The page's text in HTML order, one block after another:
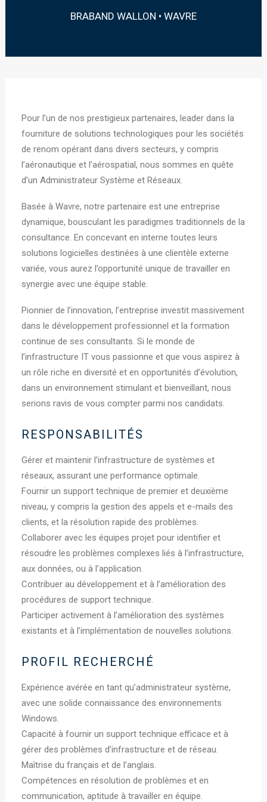
BRABAND WALLON • WAVRE
Pour l’un de nos prestigieux partenaires, leader dans la
fourniture de solutions technologiques pour les sociétés
de renom opérant dans divers secteurs, y compris
l’aéronautique et l’aérospatial, nous sommes en quête
d’un Administrateur Système et Réseaux.
Basée à Wavre, notre partenaire est une entreprise
dynamique, bousculant les paradigmes traditionnels de la
consultance. En concevant en interne toutes leurs
solutions logicielles destinées à une clientèle externe
variée, vous aurez l’opportunité unique de travailler en
synergie avec une équipe stable.
Pionnier de l’innovation, l’entreprise investit massivement
dans le développement professionnel et la formation
continue de ses consultants. Si le monde de
l’infrastructure IT vous passionne et que vous aspirez à
un rôle riche en diversité et en opportunités d’évolution,
dans un environnement stimulant et bienveillant, nous
serions ravis de vous compter parmi nos candidats.
RESPONSABILITÉS
Gérer et maintenir l’infrastructure de systèmes et
réseaux, assurant une performance optimale.
Fournir un support technique de premier et deuxième
niveau, y compris la gestion des appels et e-mails des
clients, et la résolution rapide des problèmes.
Collaborer avec les équipes projet pour identifier et
résoudre les problèmes complexes liés à l’infrastructure,
aux données, ou à l’application.
Contribuer au développement et à l’amélioration des
procédures de support technique.
Participer activement à l’amélioration des systèmes
existants et à l’implémentation de nouvelles solutions.
PROFIL RECHERCHÉ
Expérience avérée en tant qu’administrateur système,
avec une solide connaissance des environnements
Windows.
Capacité à fournir un support technique efficace et à
gérer des problèmes d’infrastructure et de réseau.
Maîtrise du français et de l’anglais.
Compétences en résolution de problèmes et en
communication, aptitude à travailler en équipe.